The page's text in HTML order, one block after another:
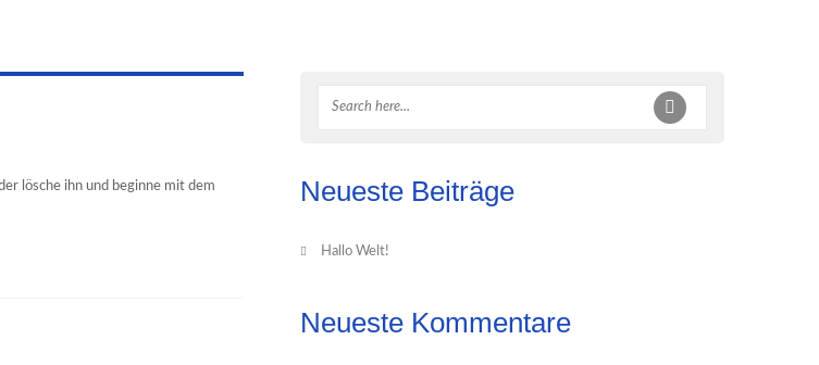
lösche ihn und beginne mit dem
Neueste Beiträge
Hallo Welt!
Neueste Kommentare